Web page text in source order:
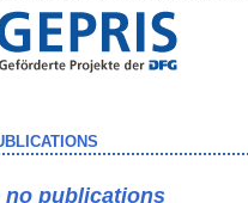
no publications